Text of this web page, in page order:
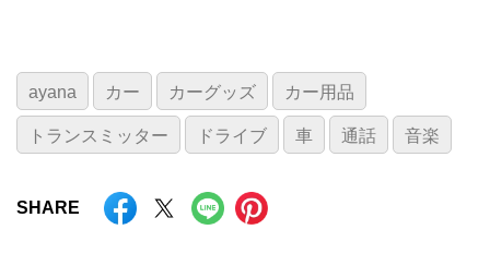
ayana カー カーグッズ カー用品
トランスミッター ドライブ 車 通話 音楽
SHARE